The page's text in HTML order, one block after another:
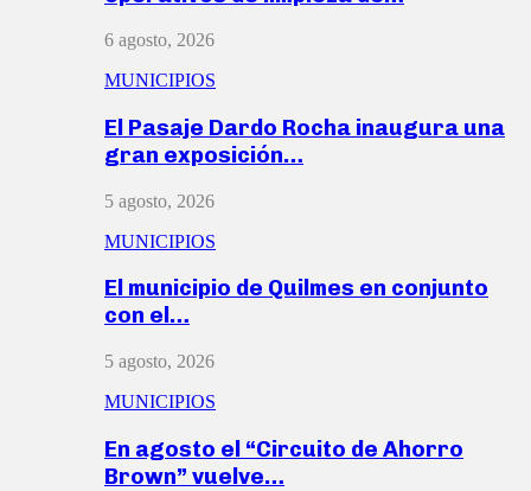
6 agosto, 2026
MUNICIPIOS
El Pasaje Dardo Rocha inaugura una
gran exposición…
5 agosto, 2026
MUNICIPIOS
El municipio de Quilmes en conjunto
con el…
5 agosto, 2026
MUNICIPIOS
En agosto el “Circuito de Ahorro
Brown” vuelve…